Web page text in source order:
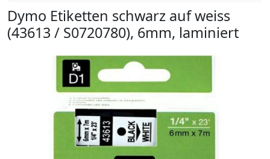
Dymo Etiketten schwarz auf weiss
(43613 / S0720780), 6mm, laminiert